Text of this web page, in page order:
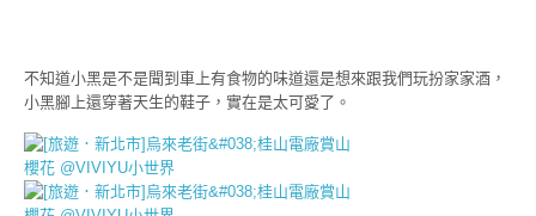
不知道小黑是不是聞到車上有食物的味道還是想來跟我們玩扮家家酒，
小黑腳上還穿著天生的鞋子，實在是太可愛了。